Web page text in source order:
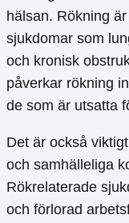
hälsan. Rökning
sjukdomar som
och kronisk
påverkar rökning
de som är utsatta
Det är också
och samhälleliga
Rökrelaterade
och förlorad